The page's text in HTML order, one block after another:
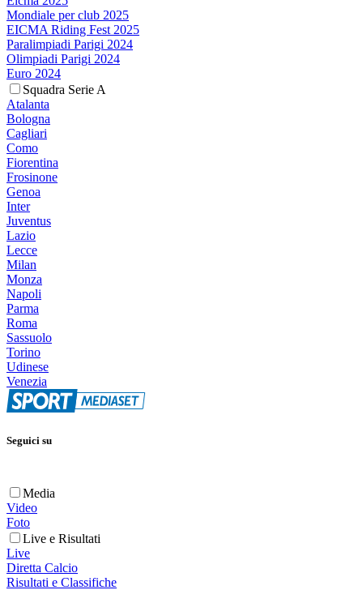
Mondiale per club 2025
EICMA Riding Fest 2025
Paralimpiadi Parigi 2024
Olimpiadi Parigi 2024
Euro 2024
Squadra Serie A
Atalanta
Bologna
Cagliari
Como
Fiorentina
Frosinone
Genoa
Inter
Juventus
Lazio
Lecce
Milan
Monza
Napoli
Parma
Roma
Sassuolo
Torino
Udinese
Venezia
Seguici su
Media
Video
Foto
Live e Risultati
Live
Diretta Calcio
Risultati e Classifiche